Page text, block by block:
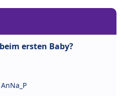
ersten Baby?
AnNa_P